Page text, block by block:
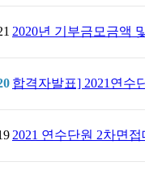
2020년 기부금모금액
합격자발표] 2021연수
2021 연수단원 2차면